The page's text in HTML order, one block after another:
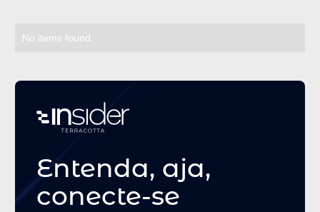
No items found.
Entenda, aja,
conecte-se